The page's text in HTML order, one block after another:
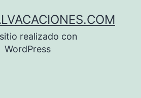
realizado con
WordPress